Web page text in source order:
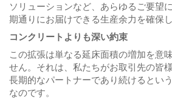
ソリューションなど、あらゆるご要望
期通りにお届けできる生産余力を確保
コンクリートよりも深い約束
この拡張は単なる延床面積の増加を意
せん。それは、私たちがお取引先の皆
長期的なパートナーであり続けるとい
なのです。